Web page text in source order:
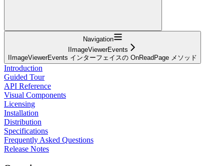
Navigation
IImageViewerEvents
IImageViewerEvents インターフェイスの OnReadPage メソッド
Introduction
Guided Tour
API Reference
Visual Components
Licensing
Installation
Distribution
Specifications
Frequently Asked Questions
Release Notes